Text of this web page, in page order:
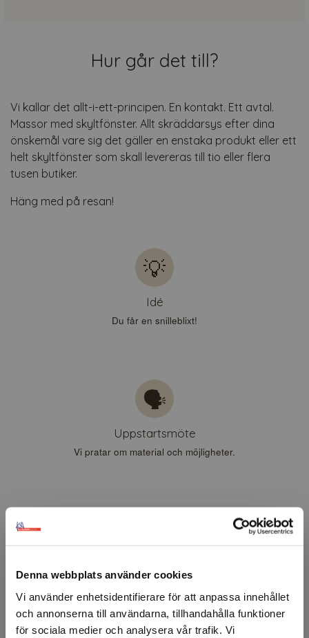
Denna webbplats använder cookies
Vi använder enhetsidentifierare för att anpassa innehållet
och annonserna till användarna, tillhandahålla funktioner
för sociala medier och analysera vår trafik. Vi
Hur går det till?
Vi kallar det allt-i-ett-principen. En kontakt. Ett avtal.
Massor med skyltfönster. Allt skräddarsys efter dina
önskemål vare sig det gäller en enstaka produkt eller ett
helt skyltfönster som skall levereras till tio eller flera
tusen butiker.
Häng med på resan!
💡
Idé
Du får en snilleblixt!
🗣️
Uppstartsmöte
Vi pratar om material och möjligheter.
Vi tar fram en prototyp för utvärdering.